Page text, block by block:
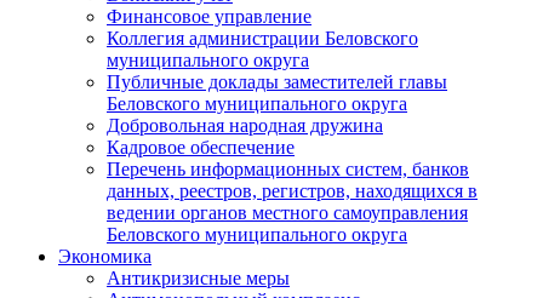
Финансовое управление
Коллегия администрации Беловского
муниципального округа
Публичные доклады заместителей главы
Беловского муниципального округа
Добровольная народная дружина
Кадровое обеспечение
Перечень информационных систем, банков
данных, реестров, регистров, находящихся в
ведении органов местного самоуправления
Беловского муниципального округа
Экономика
Антикризисные меры